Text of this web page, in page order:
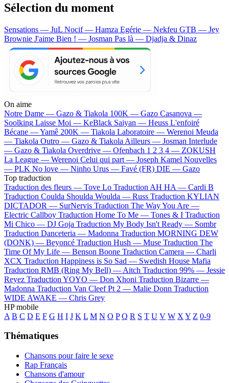
Sélection du moment
Sensations — JuL Nocif — Hamza Egérie — Nekfeu GTB — Jey
Brownie J'aime Bien ! — Josman Pas là — Djadja & Dinaz
On aime
Notre Dame — Gazo & Tiakola 100K — Gazo Casanova —
Soolking Laisse Moi — KeBlack Saiyan — Heuss L'enfoiré
Bécane —Yamê 200K — Tiakola Laboratoire — Werenoi Meuda
— Tiakola Outro — Gazo & Tiakola Ailleurs — Josman Interlude
— Gazo & Tiakola Overdrive — Ofenbach 1 2 3 4 — ZOKUSH
La League — Werenoi Celui qui part — Joseph Kamel Nouvelles
— PLK No love — Ninho Urus — Favé (FR) DIE — Gazo
Top traduction
Traduction des fleurs — Tove Lo Traduction AH HA — Cardi B
Traduction Coulda Shoulda Woulda — Russ Traduction KYLIAN
DICTADOR — SurNervis Traduction The Way You Are —
Electric Callboy Traduction Home To Me — Tones & I Traduction
Mi Chico — DJ Goja Traduction My Body Isn't Ready — Sombr
Traduction Danceteria — Madonna Traduction MORNING DEW
(DONK) — Beyoncé Traduction Hush — Muse Traduction The
Time Of My Life — Benson Boone Traduction Camera — Charli
XCX Traduction Happiness is So Sad — Swedish House Mafia
Traduction RMB (Ring My Bell) — Aitch Traduction 99% — Jessie
Reyez Traduction YOYO — Don Xhoni Traduction Bizarre —
Madonna Traduction Van Cleef Pt 2 — Malie Donn Traduction
WIDE AWAKE — Chris Grey
HP mobile
A B C D E F G H I J K L M N O P Q R S T U V W X Y Z 0-9
Thématiques
Chansons pour faire le sexe
Rap Français
Chansons d'amour